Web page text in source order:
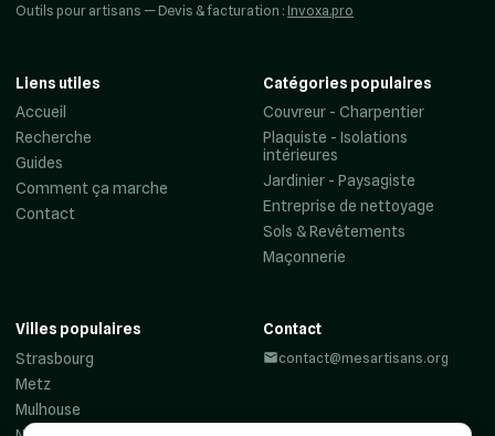
Outils pour artisans — Devis & facturation : Invoxa.pro
Liens utiles
Accueil
Recherche
Guides
Comment ça marche
Contact
Catégories populaires
Couvreur - Charpentier
Plaquiste - Isolations
intérieures
Jardinier - Paysagiste
Entreprise de nettoyage
Sols & Revêtements
Maçonnerie
Villes populaires
Strasbourg
Metz
Mulhouse
Contact
contact@mesartisans.org